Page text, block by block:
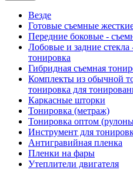
Везде
Готовые съемные
Передние боковые -
Лобовые и задние стекла
тонировка
Гибридная съемная
Комплекты из обычной
тонировка для
Каркасные шторки
Тонировка (метраж)
Тонировка оптом
Инструмент для
Антигравийная пленка
Пленки на фары
Утеплители двигателя